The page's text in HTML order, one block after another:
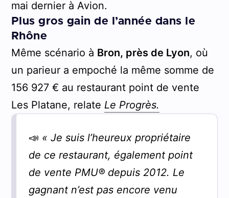
mai dernier à Avion.
Plus gros gain de l’année dans le
Rhône
Même scénario à Bron, près de Lyon, où
un parieur a empoché la même somme de
156 927 € au restaurant point de vente
Les Platane, relate Le Progrès.
📣 « Je suis l’heureux propriétaire
de ce restaurant, également point
de vente PMU® depuis 2012. Le
gagnant n’est pas encore venu